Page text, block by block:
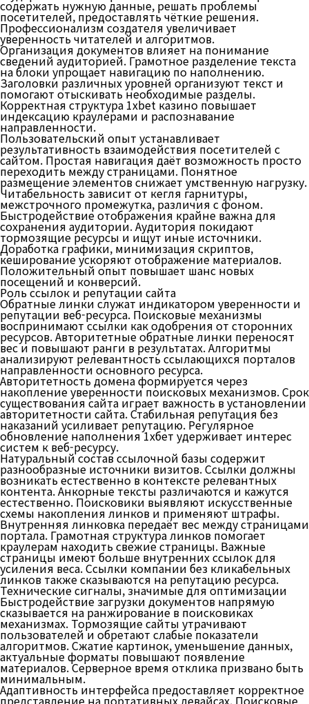
содержать нужную данные, решать проблемы
посетителей, предоставлять чёткие решения.
Профессионализм создателя увеличивает
уверенность читателей и алгоритмов.
Организация документов влияет на понимание
сведений аудиторией. Грамотное разделение текста
на блоки упрощает навигацию по наполнению.
Заголовки различных уровней организуют текст и
помогают отыскивать необходимые разделы.
Корректная структура 1xbet казино повышает
индексацию краулерами и распознавание
направленности.
Пользовательский опыт устанавливает
результативность взаимодействия посетителей с
сайтом. Простая навигация даёт возможность просто
переходить между страницами. Понятное
размещение элементов снижает умственную нагрузку.
Читабельность зависит от кегля гарнитуры,
межстрочного промежутка, различия с фоном.
Быстродействие отображения крайне важна для
сохранения аудитории. Аудитория покидают
тормозящие ресурсы и ищут иные источники.
Доработка графики, минимизация скриптов,
кеширование ускоряют отображение материалов.
Положительный опыт повышает шанс новых
посещений и конверсий.
Роль ссылок и репутации сайта
Обратные линки служат индикатором уверенности и
репутации веб-ресурса. Поисковые механизмы
воспринимают ссылки как одобрения от сторонних
ресурсов. Авторитетные обратные линки переносят
вес и повышают ранги в результатах. Алгоритмы
анализируют релевантность ссылающихся порталов
направленности основного ресурса.
Авторитетность домена формируется через
накопление уверенности поисковых механизмов. Срок
существования сайта играет важность в установлении
авторитетности сайта. Стабильная репутация без
наказаний усиливает репутацию. Регулярное
обновление наполнения 1хбет удерживает интерес
систем к веб-ресурсу.
Натуральный состав ссылочной базы содержит
разнообразные источники визитов. Ссылки должны
возникать естественно в контексте релевантных
контента. Анкорные тексты различаются и кажутся
естественно. Поисковики выявляют искусственные
схемы накопления линков и применяют штрафы.
Внутренняя линковка передаёт вес между страницами
портала. Грамотная структура линков помогает
краулерам находить свежие страницы. Важные
страницы имеют больше внутренних ссылок для
усиления веса. Ссылки компании без кликабельных
линков также сказываются на репутацию ресурса.
Технические сигналы, значимые для оптимизации
Быстродействие загрузки документов напрямую
сказывается на ранжирование в поисковиках
механизмах. Тормозящие сайты утрачивают
пользователей и обретают слабые показатели
алгоритмов. Сжатие картинок, уменьшение данных,
актуальные форматы повышают появление
материалов. Серверное время отклика призвано быть
минимальным.
Адаптивность интерфейса предоставляет корректное
представление на портативных девайсах. Поисковые